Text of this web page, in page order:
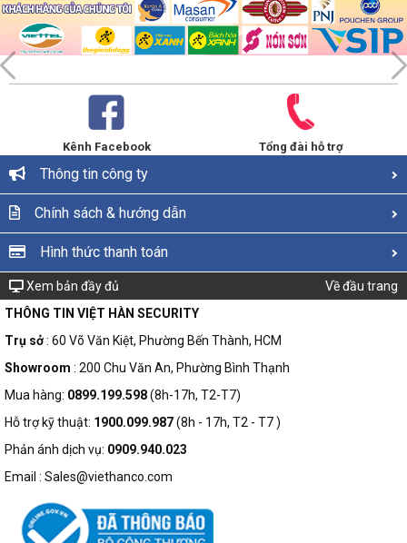
Kênh Facebook Tổng đài hỗ trợ
Thông tin công ty
Chính sách & hướng dẫn
Hình thức thanh toán
Xem bản đầy đủ
Về đầu trang
THÔNG TIN VIỆT HÀN SECURITY
Trụ sở: 60 Võ Văn Kiệt, Phường Bến Thành, HCM
Showroom : 200 Chu Văn An, Phường Bình Thạnh
Mua hàng: 0899.199.598(8h-17h, T2-T7)
Hỗ trợ kỹ thuật: 1900.099.987(8h - 17h, T2 - T7 )
Phản ánh dịch vụ: 0909.940.023
Email : Sales@viethanco.com